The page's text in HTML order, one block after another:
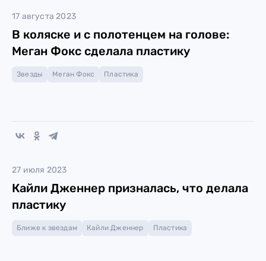
17 августа 2023
В коляске и с полотенцем на голове:
Меган Фокс сделала пластику
Звезды Меган Фокс Пластика
27 июля 2023
Кайли Дженнер призналась, что делала
пластику
Ближе к звездам Кайли Дженнер Пластика